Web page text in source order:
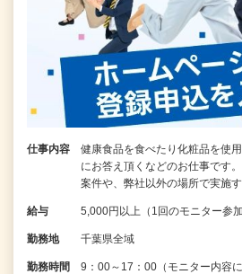
仕事内容
健康食品を食べたり化粧品を使
にお答え頂くなどのお仕事です
案件や、弊社以外の場所で実施
給与 5,000円以上（1回のモニター
勤務地 千葉県全域
勤務時間
9：00～17：00（モニター内容